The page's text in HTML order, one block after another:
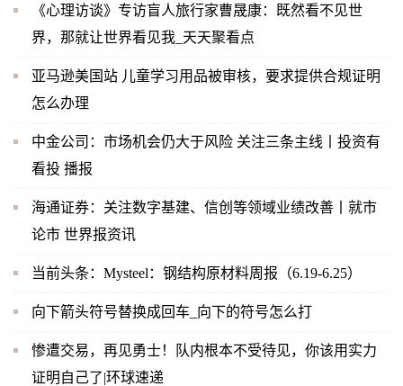
《心理访谈》专访盲人旅行家曹晟康：既然看不见世
界，那就让世界看见我_天天聚看点
亚马逊美国站 儿童学习用品被审核，要求提供合规证明
怎么办理
中金公司：市场机会仍大于风险 关注三条主线丨投资有
看投 播报
海通证券：关注数字基建、信创等领域业绩改善丨就市
论市 世界报资讯
当前头条：Mysteel：钢结构原材料周报（6.19-6.25）
向下箭头符号替换成回车_向下的符号怎么打
惨遭交易，再见勇士！队内根本不受待见，你该用实力
证明自己了|环球速递